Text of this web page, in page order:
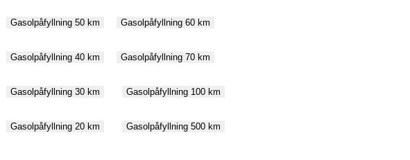
Gasolpåfyllning 50 km Gasolpåfyllning 60 km
Gasolpåfyllning 40 km Gasolpåfyllning 70 km
Gasolpåfyllning 30 km Gasolpåfyllning 100 km
Gasolpåfyllning 20 km Gasolpåfyllning 500 km